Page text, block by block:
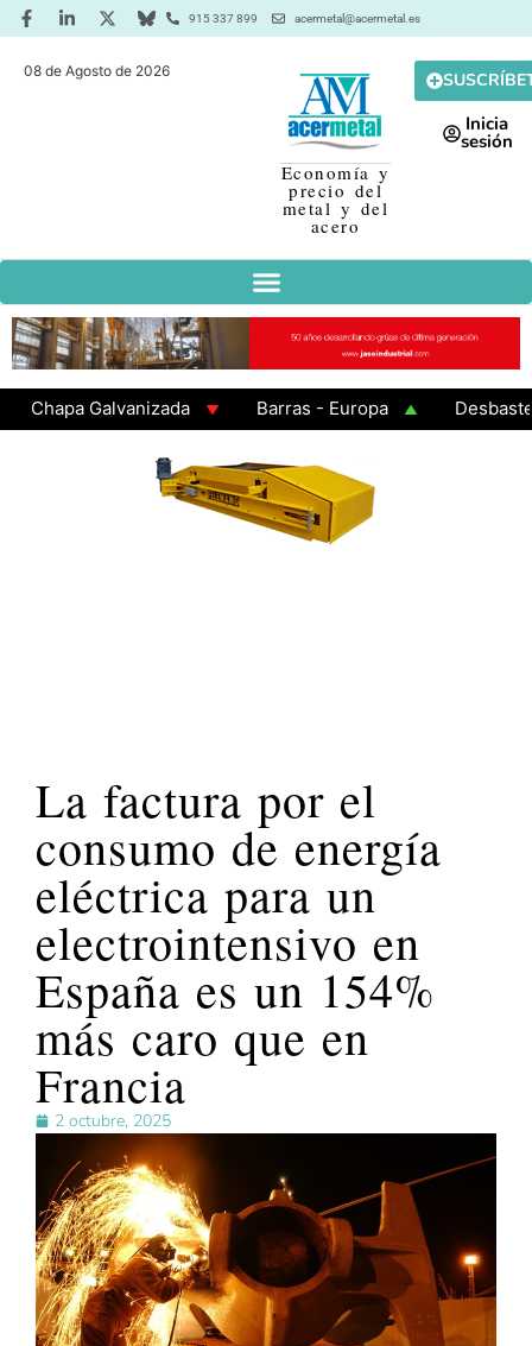
915 337 899 acermetal@acermetal.es
08 de Agosto de 2026
Economía y
precio del
metal y del
acero
Inicia
sesión
Chapa Galvanizada Barras - Europa
Desbaste -
La factura por el
consumo de energía
eléctrica para un
electrointensivo en
España es un 154%
más caro que en
Francia
2 octubre, 2025